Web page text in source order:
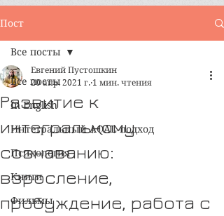
Пост
Все посты
In English
Интегральный AQAL-подход
Психология
Книги
Фильмы
Все посты
Развитие к
интегральному
сознаванию:
взросление,
пробуждение, работа с
Евгений Пустошкин
20 апр. 2021 г. 1 мин. чтения